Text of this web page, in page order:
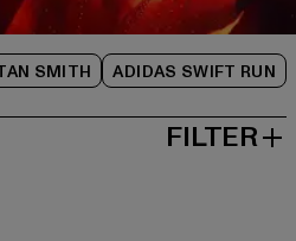
SMITH ADIDAS SWIFT RUN
FILTER